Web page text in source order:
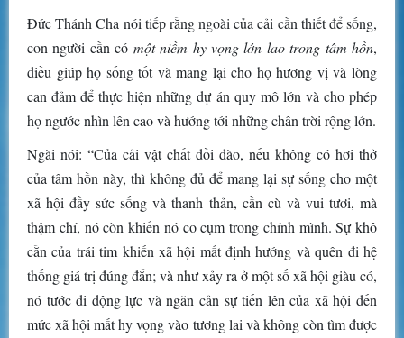
Đức Thánh Cha nói tiếp rằng ngoài của cải cần thiết để sống,
con người cần có một niềm hy vọng lớn lao trong tâm hồn,
điều giúp họ sống tốt và mang lại cho họ hương vị và lòng
can đảm để thực hiện những dự án quy mô lớn và cho phép
họ ngước nhìn lên cao và hướng tới những chân trời rộng lớn.
Ngài nói: “Của cải vật chất dồi dào, nếu không có hơi thở
của tâm hồn này, thì không đủ để mang lại sự sống cho một
xã hội đầy sức sống và thanh thản, cần cù và vui tươi, mà
thậm chí, nó còn khiến nó co cụm trong chính mình. Sự khô
cằn của trái tim khiến xã hội mất định hướng và quên đi hệ
thống giá trị đúng đắn; và như xảy ra ở một số xã hội giàu có,
nó tước đi động lực và ngăn cản sự tiến lên của xã hội đến
mức xã hội mất hy vọng vào tương lai và không còn tìm được